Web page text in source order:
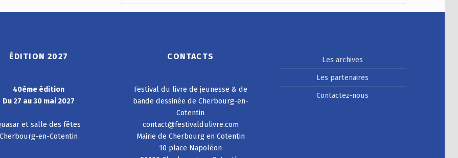
ÉDITION 2027
40ème édition
Du 27 au 30 mai 2027
et salle des fêtes
en-Cotentin
CONTACTS
Festival du livre de jeunesse & de
bande dessinée de Cherbourg-en-
Cotentin
contact@festivaldulivre.com
Mairie de Cherbourg en Cotentin
10 place Napoléon
Les archives
Les partenaires
Contactez-nous